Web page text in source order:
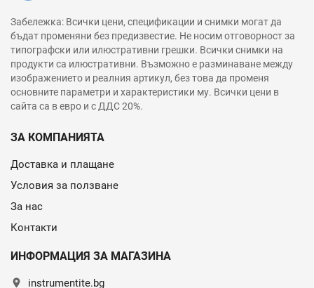
Забележка: Всички цени, спецификации и снимки могат да
бъдат променяни без предизвестие. Не носим отговорност за
типографски или илюстративни грешки. Всички снимки на
продукти са илюстративни. Възможно е разминаване между
изображението и реалния артикул, без това да променя
основните параметри и характеристики му. Всички цени в
сайта са в евро и с ДДС 20%.
ЗА КОМПАНИЯТА
Доставка и плащане
Условия за ползване
За нас
Контакти
ИНФОРМАЦИЯ ЗА МАГАЗИНА
location_on instrumentite.bg